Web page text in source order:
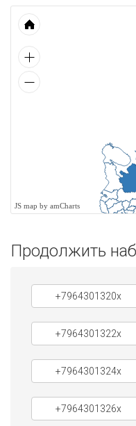
JS map by amCharts
Продолжить
+7964301320x
+7964301322x
+7964301324x
+7964301326x